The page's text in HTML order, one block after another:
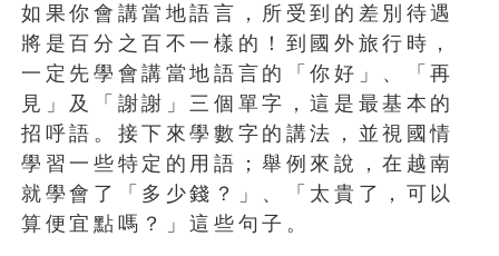
如果你會講當地語言，所受到的差別待遇
將是百分之百不一樣的！到國外旅行時，
一定先學會講當地語言的「你好」、「再
見」及「謝謝」三個單字，這是最基本的
招呼語。接下來學數字的講法，並視國情
學習一些特定的用語；舉例來說，在越南
就學會了「多少錢？」、「太貴了，可以
算便宜點嗎？」這些句子。